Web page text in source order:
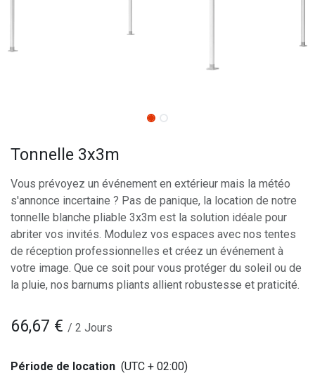
Tonnelle 3x3m
Vous prévoyez un événement en extérieur mais la météo
s'annonce incertaine ? Pas de panique, la location de notre
tonnelle blanche pliable 3x3m est la solution idéale pour
abriter vos invités. Modulez vos espaces avec nos tentes
de réception professionnelles et créez un événement à
votre image. Que ce soit pour vous protéger du soleil ou de
la pluie, nos barnums pliants allient robustesse et praticité.
66,67 € / 2 Jours
Période de location (UTC + 02:00)